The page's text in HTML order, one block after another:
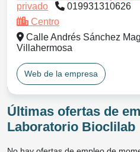
privado
019931310626
Centro
Calle Andrés Sánchez
Villahermosa
Web de la empresa
Últimas ofertas de
Laboratorio Bioclilab